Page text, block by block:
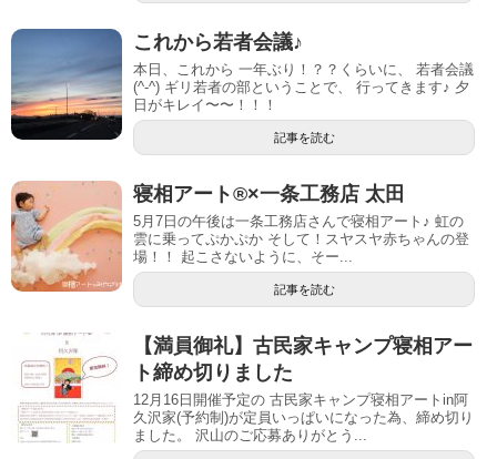
これから若者会議♪
本日、これから 一年ぶり！？？くらいに、 若者会議
(^-^) ギリ若者の部ということで、 行ってきます♪ 夕
日がキレイ〜〜！！！
記事を読む
寝相アート®︎×一条工務店 太田
5月7日の午後は一条工務店さんで寝相アート♪ 虹の
雲に乗ってぷかぷか そして！スヤスヤ赤ちゃんの登
場！！ 起こさないように、そー...
記事を読む
【満員御礼】古民家キャンプ寝相アー
ト締め切りました
12月16日開催予定の 古民家キャンプ寝相アートin阿
久沢家(予約制)が定員いっぱいになった為、締め切り
ました。 沢山のご応募ありがとう...